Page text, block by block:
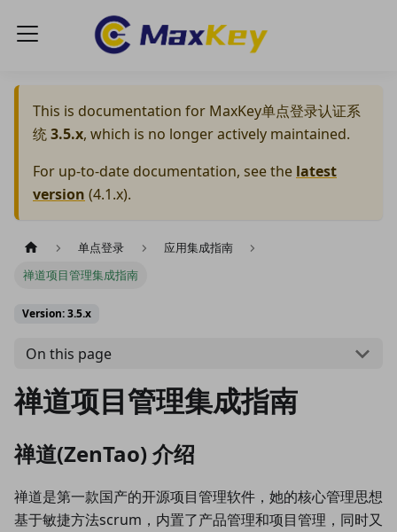
This is documentation for MaxKey单点登录认证系
统3.5.x, which is no longer actively maintained.
For up-to-date documentation, see the latest
version (4.1.x).
单点登录
应用集成指南
禅道项目管理集成指南
Version: 3.5.x
On this page
禅道项目管理集成指南
禅道(ZenTao) 介绍
禅道是第一款国产的开源项目管理软件，她的核心管理思想
基于敏捷方法scrum，内置了产品管理和项目管理，同时又